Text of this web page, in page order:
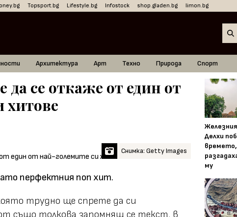
Topsport.bg Lifestyle.bg Infostock shop.gladen.bg limon.bg
Архитектура Арт Техно Природа Спорт
се откаже от един от
хитове
Снимка: Getty Images
перфектния поп хит.
трудно ще спрете да си
също толкова запомнящ се текст, в
Делхи
времето,
му